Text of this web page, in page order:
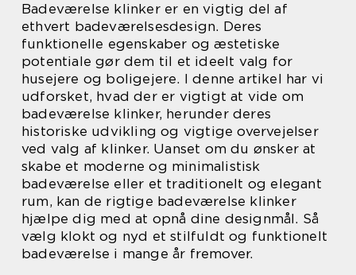
Badeværelse klinker er en vigtig del af
ethvert badeværelsesdesign. Deres
funktionelle egenskaber og æstetiske
potentiale gør dem til et ideelt valg for
husejere og boligejere. I denne artikel har vi
udforsket, hvad der er vigtigt at vide om
badeværelse klinker, herunder deres
historiske udvikling og vigtige overvejelser
ved valg af klinker. Uanset om du ønsker at
skabe et moderne og minimalistisk
badeværelse eller et traditionelt og elegant
rum, kan de rigtige badeværelse klinker
hjælpe dig med at opnå dine designmål. Så
vælg klokt og nyd et stilfuldt og funktionelt
badeværelse i mange år fremover.